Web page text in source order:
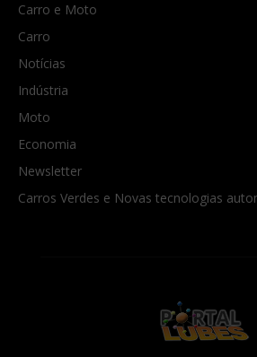
Carro e Moto
Carro
Notícias
Indústria
Moto
Economia
Newsletter
Carros Verdes e Novas tecnologias